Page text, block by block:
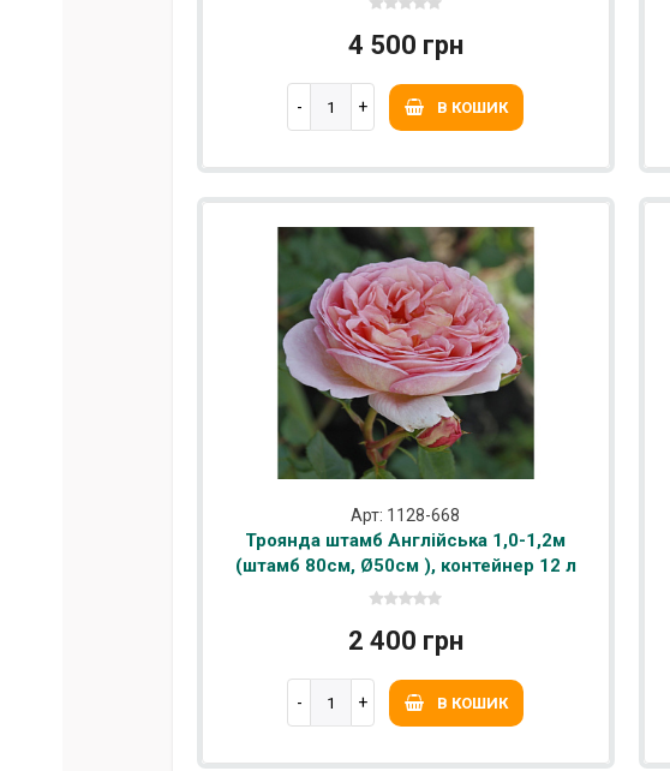
4 500 грн
В КОШИК
Арт: 1128-668
Троянда штамб Англійська 1,0-1,2м
(штамб 80см, Ø50см ), контейнер 12 л
2 400 грн
В КОШИК